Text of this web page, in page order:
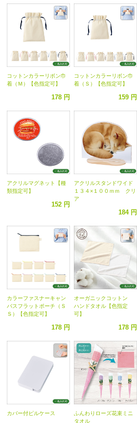
コットンカラーリボン巾
着（Ｍ）【色指定可】
178 円
コットンカラーリボン巾
着（Ｓ）【色指定可】
159 円
アクリルマグネット【種
類指定可】
152 円
アクリルスタンドワイド
１３４×１００ｍｍ クリ
ア
184 円
カラーファスナーキャン
バスフラットポーチ（Ｓ
Ｓ）【色指定可】
178 円
オーガニックコットン
ハンドタオル【色指定
可】
178 円
カバー付ピルケース
ふんわりローズ花束ミニ
タオル